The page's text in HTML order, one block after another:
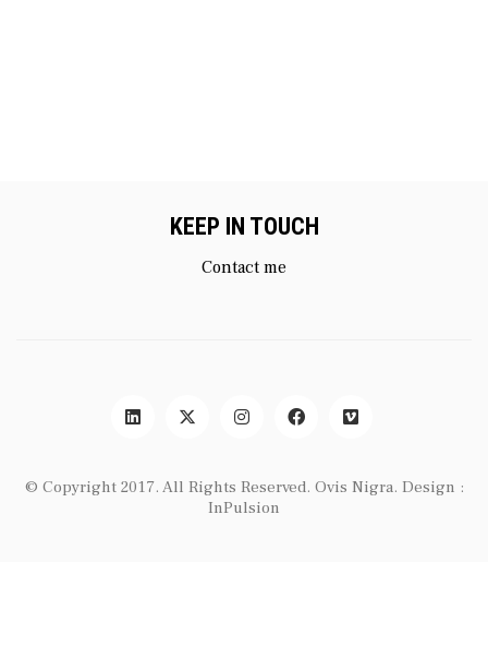
KEEP IN TOUCH
Contact me
© Copyright 2017. All Rights Reserved. Ovis Nigra. Design :
InPulsion